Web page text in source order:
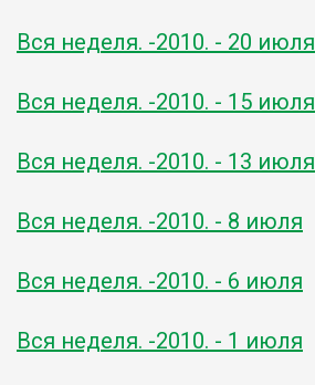
Вся неделя. -2010. - 20 июля
Вся неделя. -2010. - 15 июля
Вся неделя. -2010. - 13 июля
Вся неделя. -2010. - 8 июля
Вся неделя. -2010. - 6 июля
Вся неделя. -2010. - 1 июля